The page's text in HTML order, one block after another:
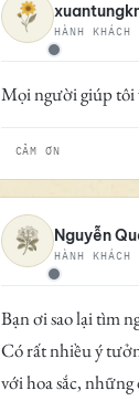
Ngoại tuyến
HÀNH KHÁCH
Mọi người giúp tôi
CẢM ƠN
Ngoại tuyến
Nguyễn
HÀNH KHÁCH
Bạn ơi sao lại tìm
Có rất nhiều ý
với hoa sắc,